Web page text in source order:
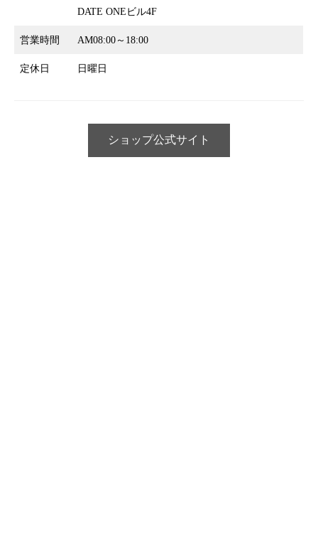
DATE ONEビル4F
営業時間 AM08:00～18:00
定休日 日曜日
ショップ公式サイト